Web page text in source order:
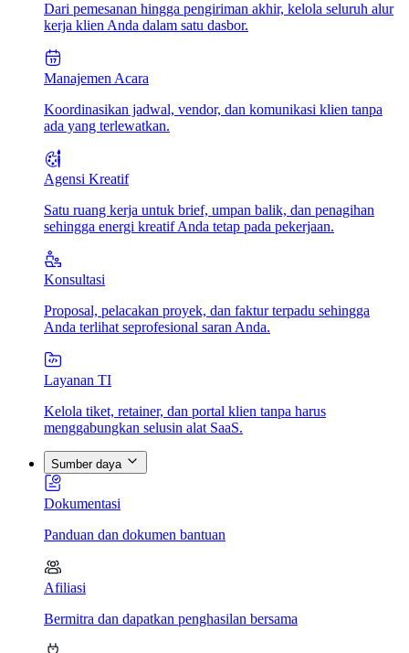
Dari pemesanan hingga pengiriman akhir, kelola seluruh alur
kerja klien Anda dalam satu dasbor.
Manajemen Acara
Koordinasikan jadwal, vendor, dan komunikasi klien tanpa
ada yang terlewatkan.
Agensi Kreatif
Satu ruang kerja untuk brief, umpan balik, dan penagihan
sehingga energi kreatif Anda tetap pada pekerjaan.
Konsultasi
Proposal, pelacakan proyek, dan faktur terpadu sehingga
Anda terlihat seprofesional saran Anda.
Layanan TI
Kelola tiket, retainer, dan portal klien tanpa harus
menggabungkan selusin alat SaaS.
Sumber daya
Dokumentasi
Panduan dan dokumen bantuan
Afiliasi
Bermitra dan dapatkan penghasilan bersama